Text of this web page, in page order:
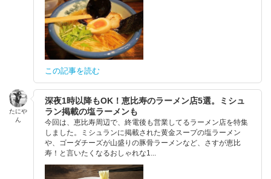
この記事を読む
たにや
ん
深夜1時以降もOK！恵比寿のラーメン店5選。ミシュ
ラン掲載の塩ラーメンも
今回は、恵比寿周辺で、終電後も営業してるラーメン店を特集
しました。ミシュランに掲載された黄金スープの塩ラーメン
や、ゴーダチーズが山盛りの豚骨ラーメンなど、さすが恵比
寿！と言いたくなるおしゃれな1...